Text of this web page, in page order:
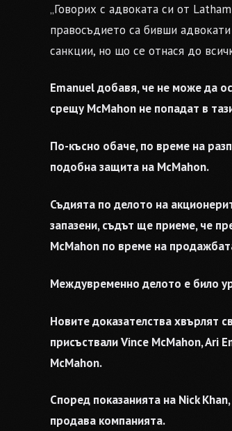
„Говорих с адвоката си от
правосъдието са бивши
санкции, но що се отнася до
Emanuel добавя, че не може да
срещу McMahon не попадат в
По-късно обаче, по време на
подобна защита на McMahon.
Съдията по делото на
запазени, съдът ще приеме, че
McMahon по време на
Междувременно делото е било
Новите доказателства хвърлят
присъствали Vince McMahon, Ari
McMahon.
Според показанията на Nick
продава компанията.